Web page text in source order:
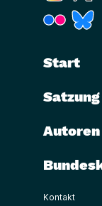
(Link
Start
Satzung
Autoren
Kontakt